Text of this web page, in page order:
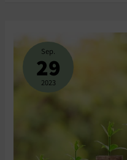
Sep.
29
2023
JEDERMANN